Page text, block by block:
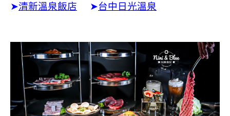
➤清新溫泉飯店 ➤台中日光溫泉